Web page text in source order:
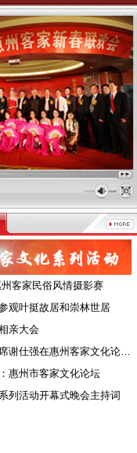
客家民俗风情摄影赛
观叶挺故居和崇林世居
亲大会
谢仕强在惠州客家文化论…
惠州市客家文化论坛
列活动开幕式晚会主持词